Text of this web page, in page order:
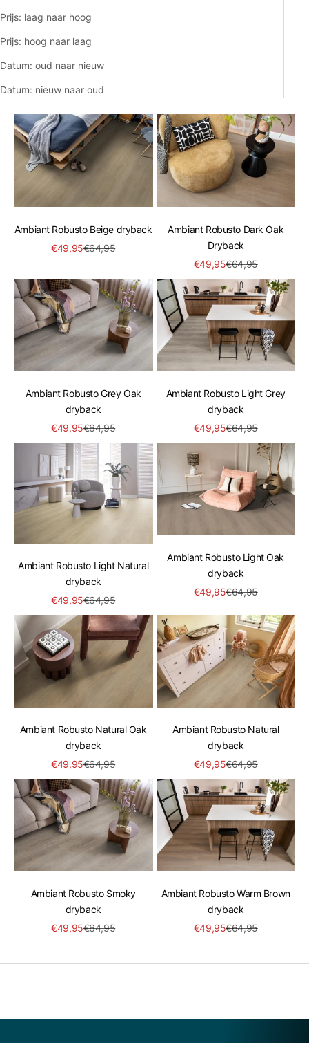
Prijs: laag naar hoog
Prijs: hoog naar laag
Datum: oud naar nieuw
Datum: nieuw naar oud
Ambiant Robusto Beige dryback
Aanbiedingsprijs
€49,95Normale prijs
€64,95
Ambiant Robusto Dark Oak
Dryback
Aanbiedingsprijs
€49,95Normale prijs
€64,95
Ambiant Robusto Grey Oak
dryback
Aanbiedingsprijs
€49,95Normale prijs
€64,95
Ambiant Robusto Light Grey
dryback
Aanbiedingsprijs
€49,95Normale prijs
€64,95
Ambiant Robusto Light Natural
dryback
Aanbiedingsprijs
€49,95Normale prijs
€64,95
Ambiant Robusto Light Oak
dryback
Aanbiedingsprijs
€49,95Normale prijs
€64,95
Ambiant Robusto Natural Oak
dryback
Aanbiedingsprijs
€49,95Normale prijs
€64,95
Ambiant Robusto Natural
dryback
Aanbiedingsprijs
€49,95Normale prijs
€64,95
Ambiant Robusto Smoky
dryback
Aanbiedingsprijs
€49,95Normale prijs
€64,95
Ambiant Robusto Warm Brown
dryback
Aanbiedingsprijs
€49,95Normale prijs
€64,95